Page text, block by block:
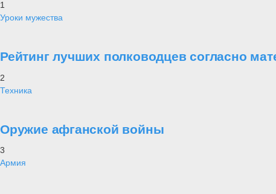
1
Уроки мужества
Рейтинг лучших полководцев согласно
2
Техника
Оружие афганской войны
3
Армия